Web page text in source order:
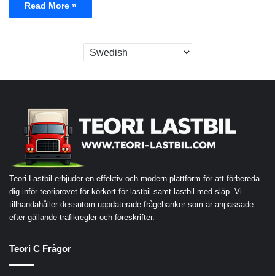
Read More »
Teori Lastbil erbjuder en effektiv och modern plattform för att förbereda
dig inför teoriprovet för körkort för lastbil samt lastbil med släp. Vi
tillhandahåller dessutom uppdaterade frågebanker som är anpassade
efter gällande trafikregler och föreskrifter.
Teori C Frågor